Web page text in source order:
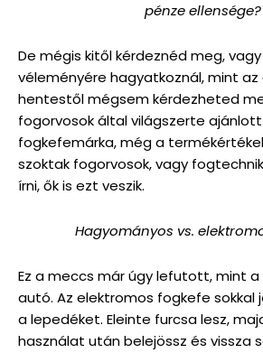
pénze ellensége?
De mégis kitől kérdeznéd meg, vagy
véleményére hagyatkoznál, mint
hentestől mégsem kérdezheted
fogorvosok által világszerte
fogkefemárka, még a
szoktak fogorvosok, vagy
írni, ők is ezt veszik.
Hagyományos vs.
Ez a meccs már úgy lefutott, mint a
autó. Az elektromos fogkefe
a lepedéket. Eleinte furcsa lesz,
használat után belejössz és vissza